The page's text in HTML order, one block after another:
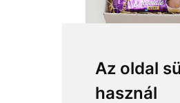
Az oldal
használ
from